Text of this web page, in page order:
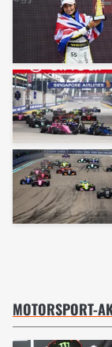
MOTORSPORT-